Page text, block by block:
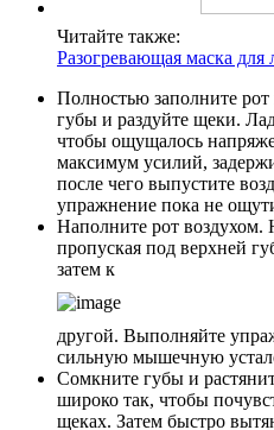
Читайте также:
Разогревающая маска для
Полностью заполните
губы и раздуйте щеки.
чтобы ощущалось
максимум усилий,
после чего выпустите
упражнение пока не
Наполните рот воздухом.
пропуская под верхней
затем к
другой. Выполняйте
сильную мышечную
Сомкните губы и
широко так, чтобы
щеках. Затем быстро